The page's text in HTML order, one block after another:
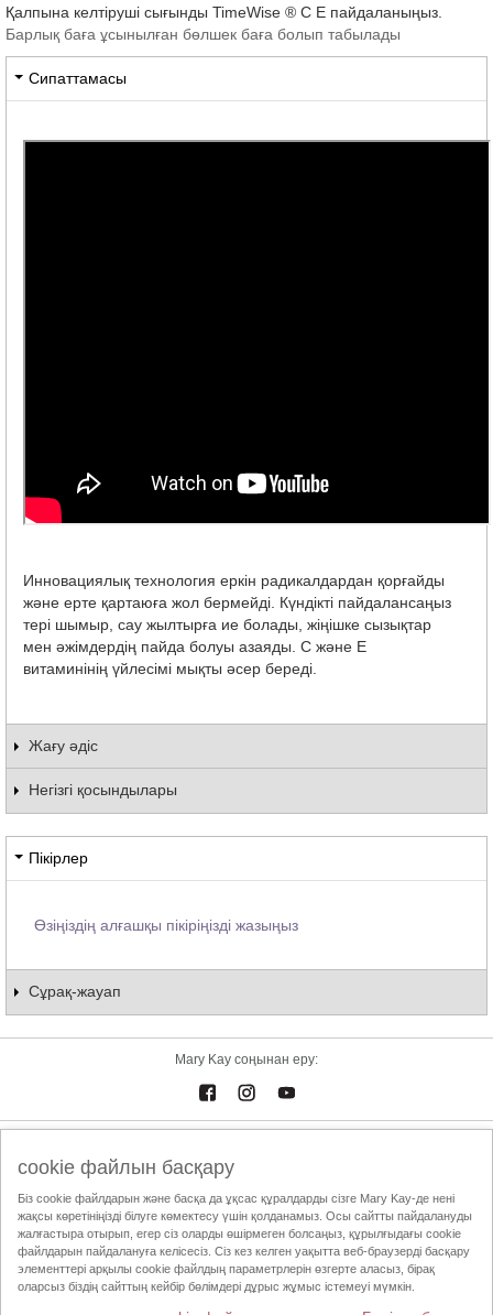
Қалпына келтіруші сығынды TimeWise ® С Е пайдаланыңыз.
Барлық баға ұсынылған бөлшек баға болып табылады
Сипаттамасы
Инновациялық технология еркін радикалдардан қорғайды
және ерте қартаюға жол бермейді. Күндікті пайдалансаңыз
тері шымыр, сау жылтырға ие болады, жіңішке сызықтар
мен әжімдердің пайда болуы азаяды. С және Е
витаминінің үйлесімі мықты әсер береді.
Жағу әдіс
Негізгі қосындылары
Пікірлер
Өзіңіздің алғашқы пікіріңізді жазыңыз
Сұрақ-жауап
Mary Kay соңынан еру:
Пайдалану шарттары Жеткізу және төлем
Mary Kay InTouch
Құпиялылық саясаты
Сұлулық жөніндегі Тәуелсіз Кеңесшіні табу
ҚТСА этика кодексі
cookie файлын басқару
Біз cookie файлдарын және басқа да ұқсас құралдарды сізге Mary Kay-де нені
жақсы көретініңізді білуге көмектесу үшін қолданамыз. Осы сайтты пайдалануды
жалғастыра отырып, егер сіз оларды өшірмеген болсаңыз, құрылғыдағы cookie
файлдарын пайдалануға келісесіз. Сіз кез келген уақытта веб-браузерді басқару
элементтері арқылы cookie файлдың параметрлерін өзгерте аласыз, бірақ
оларсыз біздің сайттың кейбір бөлімдері дұрыс жұмыс істемеуі мүмкін.